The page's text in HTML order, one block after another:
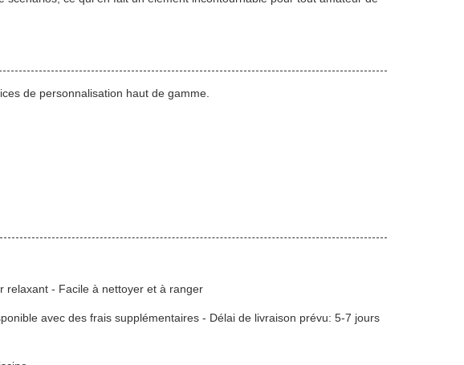
de personnalisation haut de gamme.
relaxant - Facile à nettoyer et à ranger
avec des frais supplémentaires - Délai de livraison prévu: 5-7 jours